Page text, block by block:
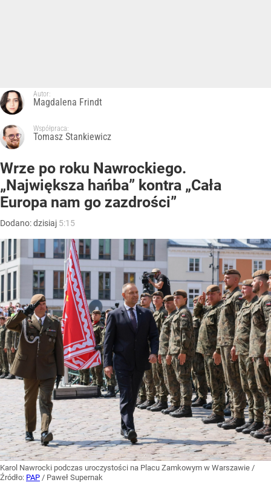
Autor:
Magdalena Frindt
Współpraca:
Tomasz Stankiewicz
Wrze po roku Nawrockiego.
„Największa hańba” kontra „Cała
Europa nam go zazdrości”
Dodano:dzisiaj 5:15
Karol Nawrocki podczas uroczystości na Placu Zamkowym w Warszawie /
Źródło: PAP / Paweł Supernak